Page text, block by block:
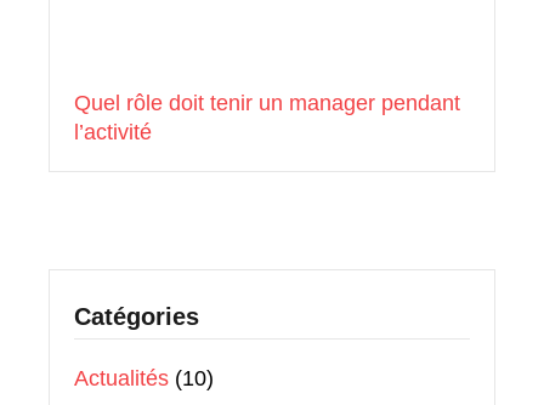
Quel rôle doit tenir un manager pendant
l’activité
Catégories
Actualités (10)